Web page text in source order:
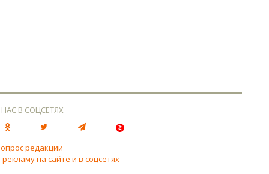
В СОЦСЕТЯХ
редакции
на сайте и в соцсетях